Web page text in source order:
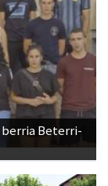
Beterri-